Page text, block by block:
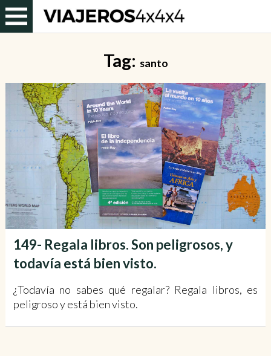
Tag: santo
149- Regala libros. Son peligrosos, y
todavía está bien visto.
¿Todavía no sabes qué regalar? Regala libros, es
peligroso y está bien visto.